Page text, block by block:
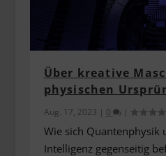
Über kreative
physischen
Aug. 17, 2023 | 0 |
Wie sich Quantenphysik
Intelligenz gegenseitig